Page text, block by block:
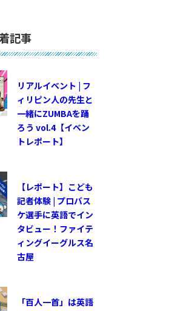
記事
リアルイベント | フ
ィリピン人の先生と
一緒にZUMBAを踊
ろう vol.4【イベン
トレポート】
【レポート】こども
記者体験 | プロバス
ケ選手に英語でイン
タビュー！ファイテ
ィングイーグルス名
古屋
「百人一首」は英語